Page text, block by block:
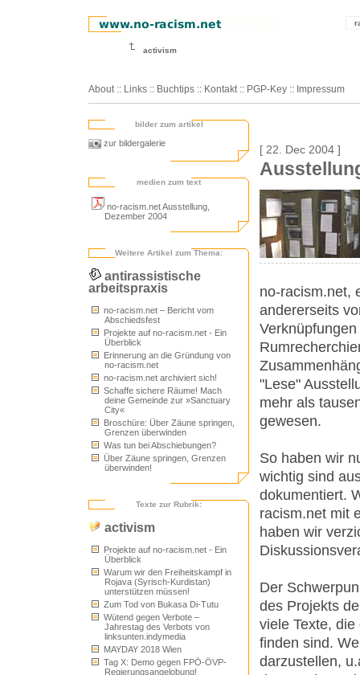
activism
About :: Links :: Buchtips :: Kontakt :: PGP-Key :: Impressum
bilder zum artikel
zur bildergalerie
medien zum text
no-racism.net Ausstellung,
Dezember 2004
Weitere Artikel zum Thema:
antirassistische
arbeitspraxis
no-racism.net – Bericht vom
Abschiedsfest
Projekte auf no-racism.net - Ein
Überblick
Erinnerung an die Gründung von
no-racism.net
no-racism.net archiviert sich!
Schaffe sichere Räume! Mach
deine Gemeinde zur »Sanctuary
City«
Broschüre: Über Zäune springen,
Grenzen überwinden
Was tun bei Abschiebungen?
Über Zäune springen, Grenzen
überwinden!
Texte zur Rubrik:
activism
Projekte auf no-racism.net - Ein
Überblick
Warum wir den Freiheitskampf in
Rojava (Syrisch-Kurdistan)
unterstützen müssen!
Zum Tod von Bukasa Di-Tutu
Wütend gegen Verbote –
Jahrestag des Verbots von
linksunten.indymedia
MAYDAY 2018 Wien
Tag X: Demo gegen FPÖ-ÖVP-
Regierungsangelobung!
[ 22. Dec 2004 ]
no-racism.net,
andererseits
"Lese"
mehr als
gewesen.
So haben wir
wichtig sind
dokumentiert.
racism.net mit
haben wir
Der
des Projekts
viele Texte,
finden sind.
darzustellen,